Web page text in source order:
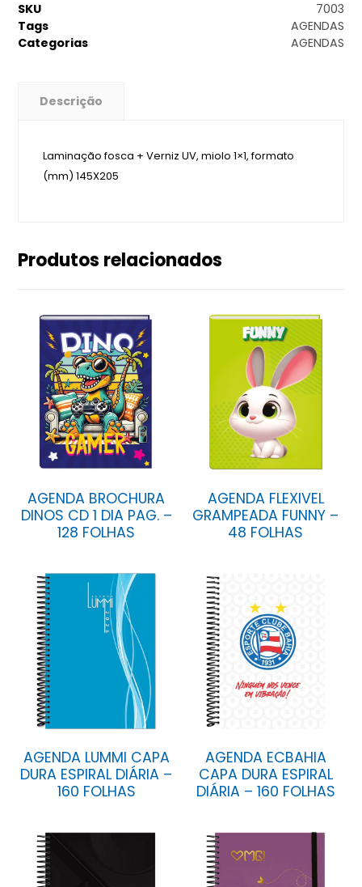
SKU
7003
Tags
AGENDAS
Categorias
AGENDAS
Descrição
Laminação fosca + Verniz UV, miolo 1×1, formato
(mm) 145X205
Produtos relacionados
AGENDA BROCHURA
DINOS CD 1 DIA PAG. –
128 FOLHAS
AGENDA FLEXIVEL
GRAMPEADA FUNNY –
48 FOLHAS
AGENDA LUMMI CAPA
DURA ESPIRAL DIÁRIA –
160 FOLHAS
AGENDA ECBAHIA
CAPA DURA ESPIRAL
DIÁRIA – 160 FOLHAS